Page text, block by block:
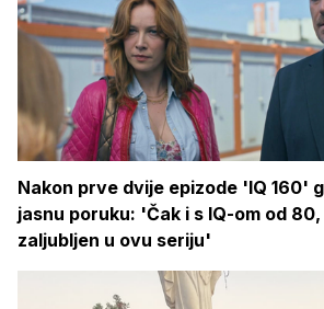
Nakon prve dvije epizode 'IQ 160'
jasnu poruku: 'Čak i s IQ-om od
zaljubljen u ovu seriju'